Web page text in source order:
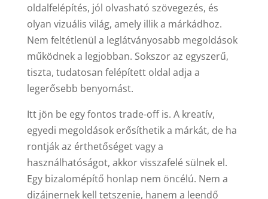
oldalfelépítés, jól olvasható szövegezés, és
olyan vizuális világ, amely illik a márkádhoz.
Nem feltétlenül a leglátványosabb megoldások
működnek a legjobban. Sokszor az egyszerű,
tiszta, tudatosan felépített oldal adja a
legerősebb benyomást.
Itt jön be egy fontos trade-off is. A kreatív,
egyedi megoldások erősíthetik a márkát, de ha
rontják az érthetőséget vagy a
használhatóságot, akkor visszafelé sülnek el.
Egy bizalomépítő honlap nem öncélú. Nem a
dizájnernek kell tetszenie, hanem a leendő